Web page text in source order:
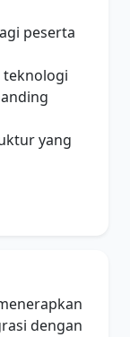
peserta
teknologi
yang
dengan